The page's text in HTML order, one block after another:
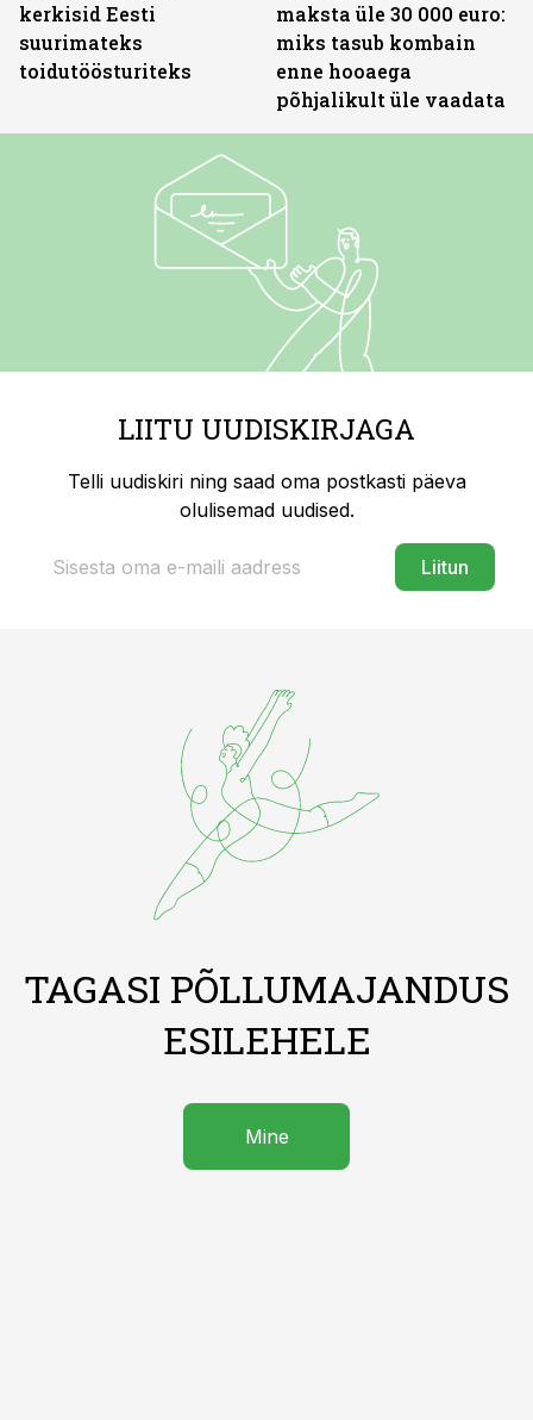
kerkisid Eesti
suurimateks
toidutöösturiteks
maksta üle 30 000 euro:
miks tasub kombain
enne hooaega
põhjalikult üle vaadata
LIITU UUDISKIRJAGA
Telli uudiskiri ning saad oma postkasti päeva
olulisemad uudised.
Liitun
TAGASI PÕLLUMAJANDUS
ESILEHELE
Mine